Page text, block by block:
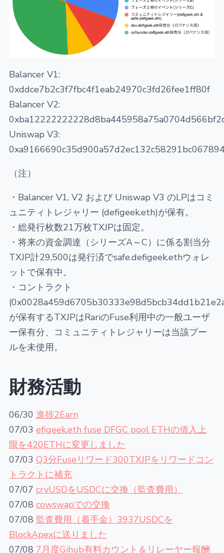
Balancer V1:
0xddce7b2c3f7fbc4f1eab24970c3fd26fee1ff80f
Balancer V2:
Uniswap V3:
（注）
・Balancer V1, V2 および Uniswap V3 のLPはコミ
ュニティトレジャリー (defigeek.eth)が保有。
・総発行枚数21万枚TXJPは固定。
・将来の資金調達（シリーズA～C）に係る割当分
TXJP計29,500は発行済でsafe.defigeek.ethウォレ
ットで保有中。
・コントラクト
が保有するTXJPはRariのFuse利用中の一般ユーザ
ー保有分、コミュニティトレジャリーは当該プー
ルを未使用。
財務活動
06/30 進捗2Earn
07/03 efigeek.eth fuse DFGC pool ETHの借入上
限を420ETHに変更しました
07/03 Q3分Fuseリワード300TXJPをリワードコン
トラクトに補充
07/07 crvUSDをUSDCに交換（監査費用）
07/08 cowswapでの交換
07/08 監査費用（着手金）3937USDCを
BlockApexに送りました
07/08 7月度Gihub有料カウント＆リレーヤー報酬